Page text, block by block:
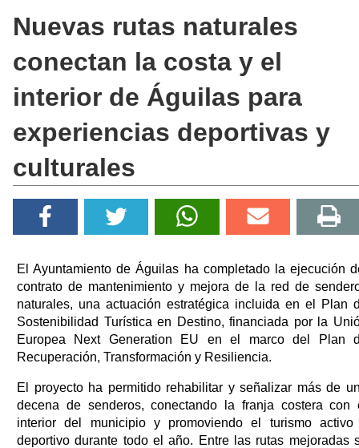
Nuevas rutas naturales
conectan la costa y el
interior de Águilas para
experiencias deportivas y
culturales
El Ayuntamiento de Águilas ha completado la ejecución
contrato de mantenimiento y mejora de la red de
naturales, una actuación estratégica incluida en el Plan
Sostenibilidad Turística en Destino, financiada por la
Europea Next Generation EU en el marco del Plan
Recuperación, Transformación y Resiliencia.
El proyecto ha permitido rehabilitar y señalizar más de
decena de senderos, conectando la franja costera con
interior del municipio y promoviendo el turismo activo
deportivo durante todo el año. Entre las rutas mejoradas